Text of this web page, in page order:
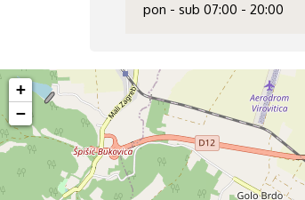
pon - sub 07:00 - 20:00
+
−